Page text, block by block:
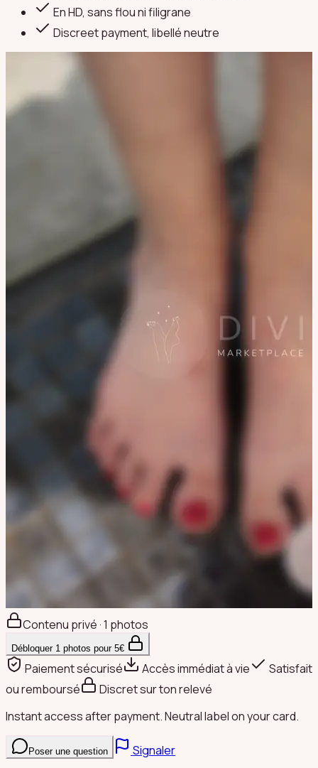
En HD, sans flou ni filigrane
Discreet payment, libellé neutre
Contenu privé · 1 photos
Débloquer 1 photos pour 5€
Paiement sécurisé Accès immédiat à vie
Satisfait
ou remboursé
Discret sur ton relevé
Instant access after payment. Neutral label on your card.
Poser une question Signaler